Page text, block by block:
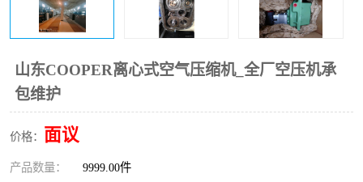
山东COOPER离心式空气压缩机_全厂空压机承
包维护
价格： 面议
产品数量： 9999.00件
冷却器 复盛FS-elliott离心机零件
CAMERON空压机维修 CAMERON空压机显示屏